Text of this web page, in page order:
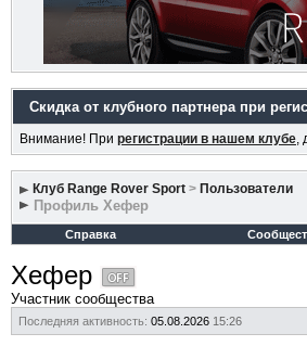
Скидка от клубного партнера при
Внимание! При регистрации в нашем клубе,
Клуб Range Rover Sport > Пользователи
Профиль Хефер
Справка
Хефер
Участник сообщества
Последняя активность: 05.08.2026 15:26